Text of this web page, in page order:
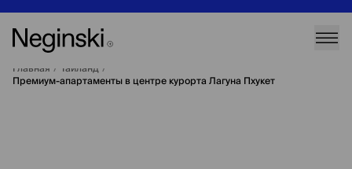
Главная / Таиланд/
Премиум-апартаменты в центре курорта Лагуна Пхукет